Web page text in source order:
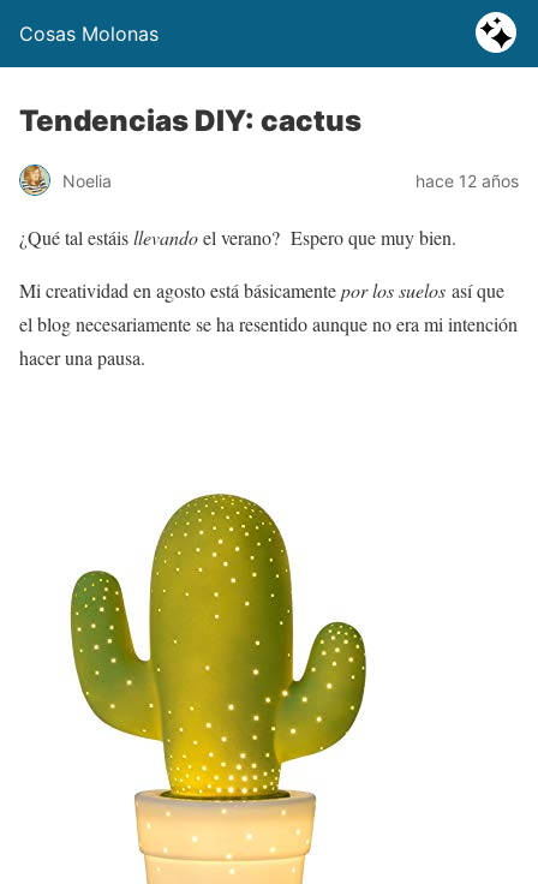
Cosas Molonas
Tendencias DIY: cactus
Noelia hace 12 años
¿Qué tal estáisllevandoel verano? Espero que muy bien.
Mi creatividad en agosto está básicamentepor los suelos así que
el blog necesariamente se ha resentido aunque no era mi intención
hacer una pausa.